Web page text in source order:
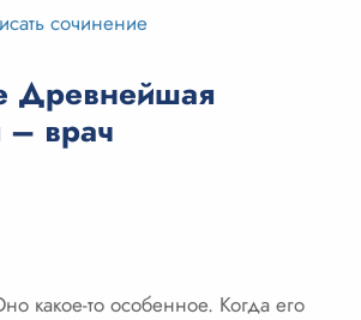
сочинение
Древнейшая
– врач
какое-то особенное. Когда его